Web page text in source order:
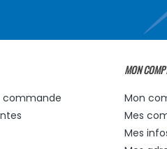
commande
MON
Mon
Mes
Mes